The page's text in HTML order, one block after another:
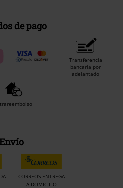
de pago
Transferencia
bancaria por
adelantado
Envío
CORREOS ENTREGA
A DOMICILIO